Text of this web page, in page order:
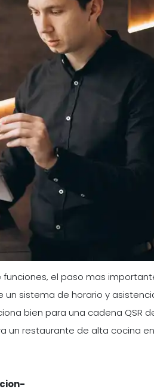
el paso mas
sistema de horario y
bien para una cadena QSR
un restaurante de alta cocina